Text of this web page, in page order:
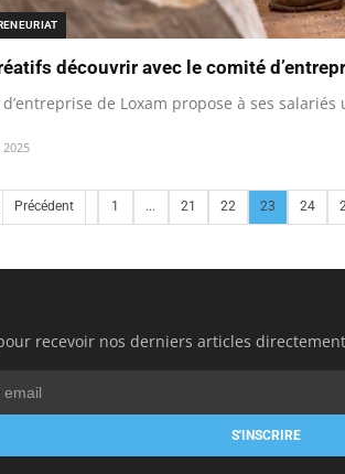
découvrir avec le comité
de Loxam propose à ses
Précédent 1 ... 21 22 23 24
recevoir nos derniers articles
S'INSCRIRE